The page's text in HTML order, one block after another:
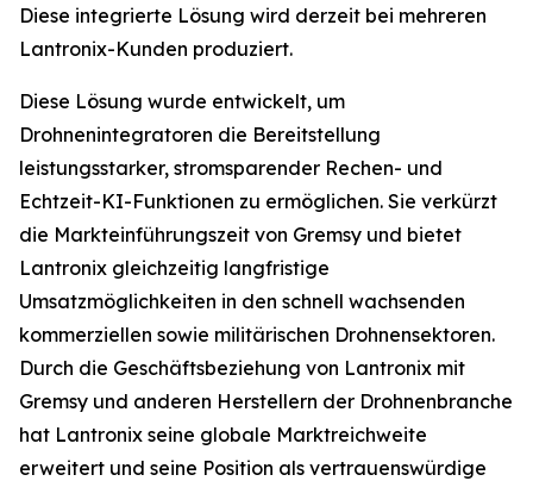
Diese integrierte Lösung wird derzeit bei mehreren
Lantronix-Kunden produziert.
Diese Lösung wurde entwickelt, um
Drohnenintegratoren die Bereitstellung
leistungsstarker, stromsparender Rechen- und
Echtzeit-KI-Funktionen zu ermöglichen. Sie verkürzt
die Markteinführungszeit von Gremsy und bietet
Lantronix gleichzeitig langfristige
Umsatzmöglichkeiten in den schnell wachsenden
kommerziellen sowie militärischen Drohnensektoren.
Durch die Geschäftsbeziehung von Lantronix mit
Gremsy und anderen Herstellern der Drohnenbranche
hat Lantronix seine globale Marktreichweite
erweitert und seine Position als vertrauenswürdige